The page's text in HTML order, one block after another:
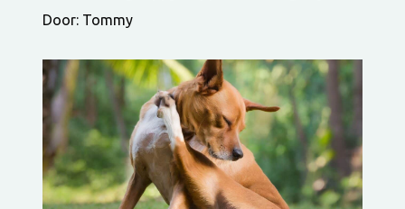
Door: Tommy